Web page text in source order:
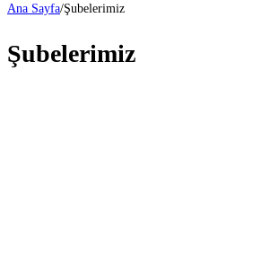
Ana Sayfa/Şubelerimiz
Şubelerimiz